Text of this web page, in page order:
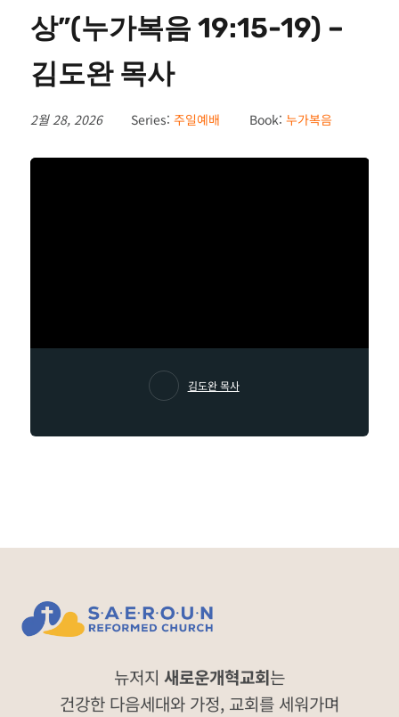
상”(누가복음 19:15-19) –
김도완 목사
2월 28, 2026 Series: 주일예배 Book: 누가복음
김도완 목사
뉴저지 새로운개혁교회는
건강한 다음세대와 가정, 교회를 세워가며